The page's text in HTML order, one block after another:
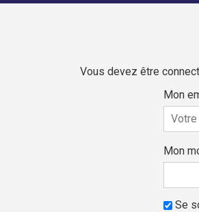
Vous devez être
Mon
Mon
Se